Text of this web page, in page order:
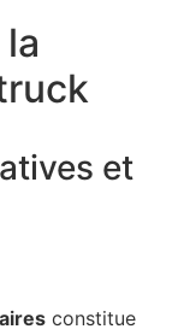
et
constitue